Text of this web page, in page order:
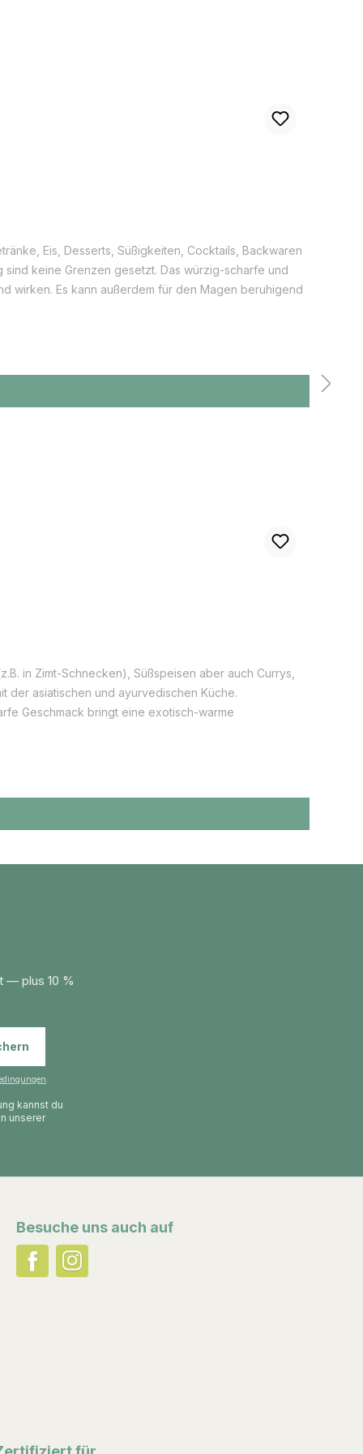
Eis, Desserts, Süßigkeiten, Cocktails, Backwaren
keine Grenzen gesetzt. Das würzig-scharfe und
wirken. Es kann außerdem für den Magen beruhigend
Wurzeln. Vor der Einführung der Chilischoten aus
in Zimt-Schnecken), Süßspeisen aber auch Currys,
der asiatischen und ayurvedischen Küche.
— plus 10 %
.
kannst du
unserer
Besuche uns auch auf